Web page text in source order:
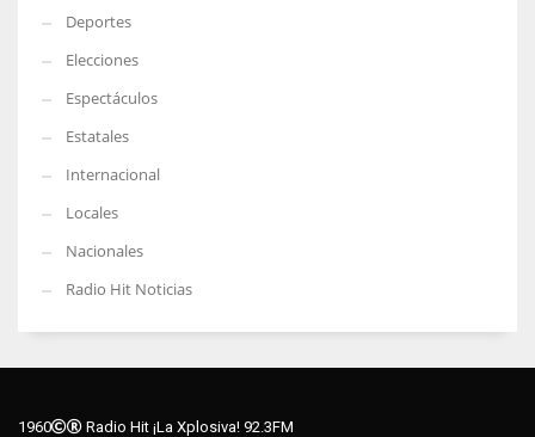
Deportes
Elecciones
Espectáculos
Estatales
Internacional
Locales
Nacionales
Radio Hit Noticias
1960
Radio Hit ¡La Xplosiva! 92.3FM